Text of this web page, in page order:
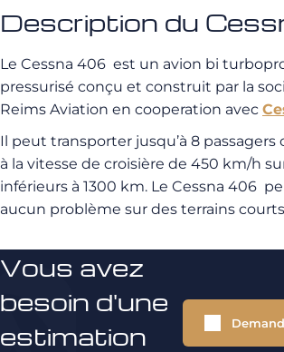
Description du
Le Cessna 406 est un avion bi
pressurisé conçu et construit par la
Reims Aviation en cooperation avec
Il peut transporter jusqu’à 8
à la vitesse de croisière de 450 km/h
inférieurs à 1300 km. Le Cessna 406
aucun problème sur des terrains
Vous avez
besoin d'une
estimation